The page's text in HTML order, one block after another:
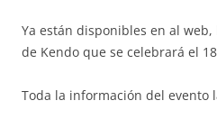
Ya están disponibles en al web,
de Kendo que se celebrará el
Toda la información del evento